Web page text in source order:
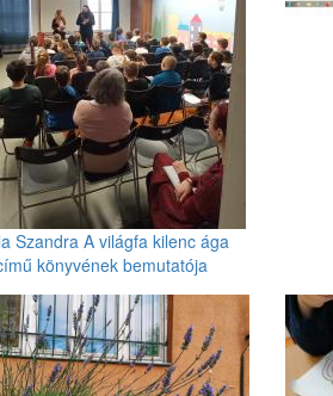
Szandra A világfa kilenc ága
könyvének bemutatója